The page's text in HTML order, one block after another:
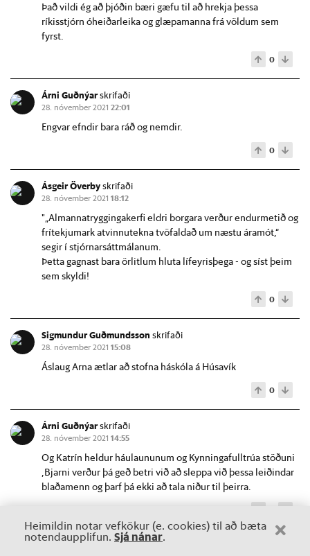
Það vildi ég að þjóðin bæri gæfu til að hrekja þessa
ríkisstjórn óheiðarleika og glæpamanna frá völdum sem
fyrst.
0
Árni Guðnýarskrifaði
28. nóvember 2021 22:01
Engvar efndir bara ráð og nemdir.
0
Ásgeir Överbyskrifaði
28. nóvember 2021 18:12
"„Almannatryggingakerfi eldri borgara verður endurmetið og
frítekjumark atvinnutekna tvöfaldað um næstu áramót,“
segir í stjórnarsáttmálanum.
Þetta gagnast bara örlitlum hluta lífeyrisþega - og síst þeim
sem skyldi!
0
Sigmundur Guðmundsson skrifaði
28. nóvember 2021 15:08
Áslaug Arna ætlar að stofna háskóla á Húsavík
0
Árni Guðnýarskrifaði
28. nóvember 2021 14:55
Og Katrín heldur háulaununum og Kynningafulltrúa stöðuni
,Bjarni verður þá geð betri við að sleppa við þessa leiðindar
blaðamenn og þarf þá ekki að tala niður til þeirra.
Allar athugasemdir eru ábyrgð á þeirra sem þær skrifa. Heimildin áskilur
Heimildin notar vefkökur (e. cookies) til að bæta
notendaupplifun. Sjá nánar.